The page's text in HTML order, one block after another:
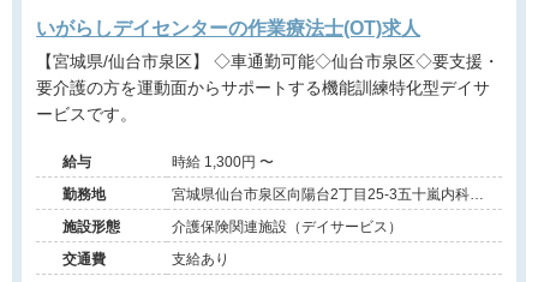
いがらしデイセンターの作業療法士(OT)求人
【宮城県/仙台市泉区】 ◇車通勤可能◇仙台市泉区◇要支援・
要介護の方を運動面からサポートする機能訓練特化型デイサ
ービスです。
給与
時給 1,300円 〜
勤務地
宮城県仙台市泉区向陽台2丁目25-3五十嵐内科ク
リニック二階
施設形態
介護保険関連施設（デイサービス）
交通費
支給あり